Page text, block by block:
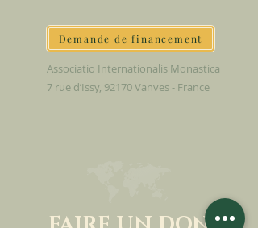
Demande de financement
Associatio Internationalis Monastica
7 rue d’Issy, 92170 Vanves - France